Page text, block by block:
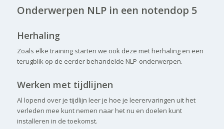
Onderwerpen NLP in een notendop 5
Herhaling
Zoals elke training starten we ook deze met herhaling en een
terugblik op de eerder behandelde NLP-onderwerpen.
Werken met tijdlijnen
Al lopend over je tijdlijn leer je hoe je leerervaringen uit het
verleden mee kunt nemen naar het nu en doelen kunt
installeren in de toekomst.